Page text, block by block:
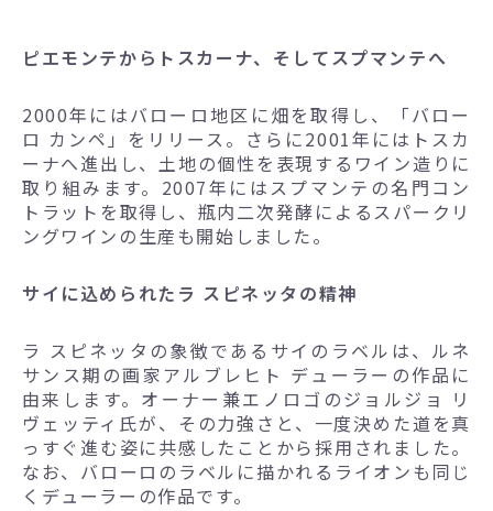
ピエモンテからトスカーナ、そしてスプマンテへ
2000年にはバローロ地区に畑を取得し、「バロー
ロ カンペ」をリリース。さらに2001年にはトスカ
ーナへ進出し、土地の個性を表現するワイン造りに
取り組みます。2007年にはスプマンテの名門コン
トラットを取得し、瓶内二次発酵によるスパークリ
ングワインの生産も開始しました。
サイに込められたラ スピネッタの精神
ラ スピネッタの象徴であるサイのラベルは、ルネ
サンス期の画家アルブレヒト デューラーの作品に
由来します。オーナー兼エノロゴのジョルジョ リ
ヴェッティ氏が、その力強さと、一度決めた道を真
っすぐ進む姿に共感したことから採用されました。
なお、バローロのラベルに描かれるライオンも同じ
くデューラーの作品です。